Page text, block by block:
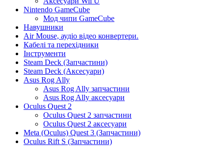
Nintendo GameCube
Мод чипи GameCube
Навушники
Air Mouse, аудіо відео конвертери.
Кабелі та перехідники
Інструменти
Steam Deck (Запчастини)
Steam Deck (Аксесуари)
Asus Rog Ally
Asus Rog Ally запчастини
Asus Rog Ally аксесуари
Oculus Quest 2
Oculus Quest 2 запчастини
Oculus Quest 2 аксесуари
Meta (Oculus) Quest 3 (Запчастини)
Oculus Rift S (Запчастини)